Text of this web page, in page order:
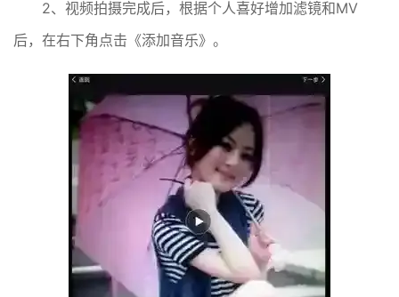
2、视频拍摄完成后，根据个人喜好增加滤镜和MV
后，在右下角点击《添加音乐》。